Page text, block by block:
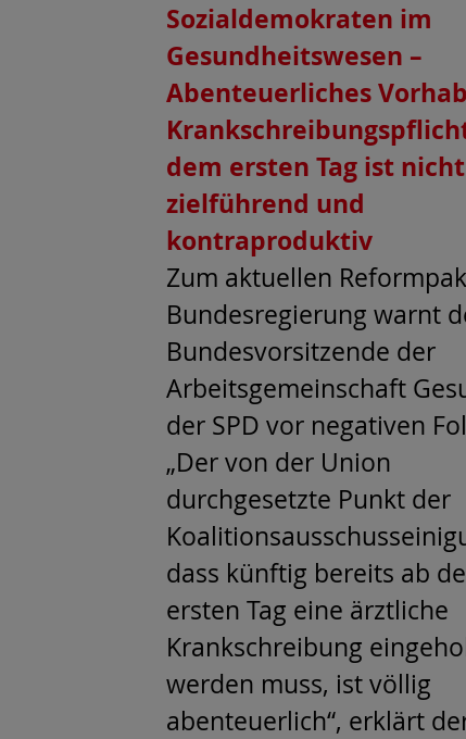
Sozialdemokraten im
Gesundheitswesen –
Abenteuerliches
dem ersten Tag ist nicht
zielführend und
kontraproduktiv
Zum aktuellen
Bundesregierung warnt
Bundesvorsitzende der
Arbeitsgemeinschaft
der SPD vor negativen
„Der von der Union
durchgesetzte Punkt der
dass künftig bereits ab
ersten Tag eine ärztliche
Krankschreibung
werden muss, ist völlig
abenteuerlich“, erklärt